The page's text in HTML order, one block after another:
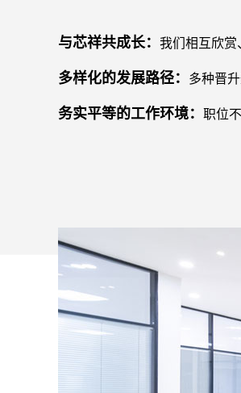
与芯祥共成长： 我们相互欣赏
多样化的发展路径： 多种晋
务实平等的工作环境： 职位